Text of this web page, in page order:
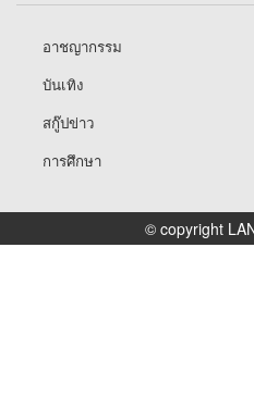
อาชญากรรม
บันเทิง
สกู๊ปข่าว
การศึกษา
© copyright